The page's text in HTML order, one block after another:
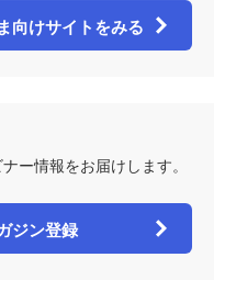
向けサイトをみる
ー情報をお届けします。
ジン登録